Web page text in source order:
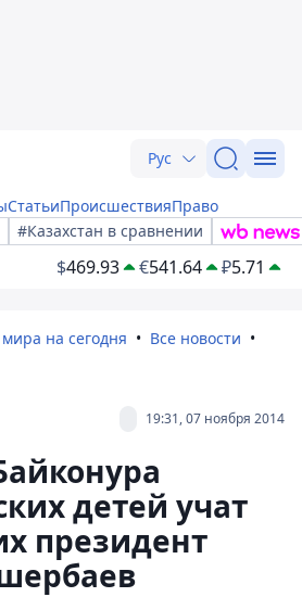
Рус
СтатьиПроисшествияПраво
#Казахстан в сравнении
$469.93 €541.64 ₽5.71
на сегодня
Все новости
19:31, 07 ноября 2014
детей учат
президент